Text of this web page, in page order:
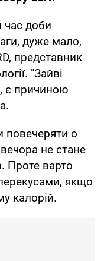
час доби
дуже мало,
представник
"Зайві
є причиною
о
не стане
Проте варто
якщо
калорій.